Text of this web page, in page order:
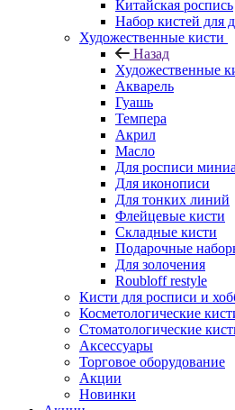
Китайская роспись
Набор кистей для
Художественные кисти
Назад
Художественные
Акварель
Гуашь
Темпера
Акрил
Масло
Для росписи
Для иконописи
Для тонких линий
Флейцевые кисти
Складные кисти
Подарочные
Для золочения
Roubloff restyle
Кисти для росписи и
Косметологические
Стоматологические
Аксессуары
Торговое оборудование
Акции
Новинки